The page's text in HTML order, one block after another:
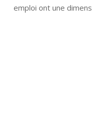
emploi ont une